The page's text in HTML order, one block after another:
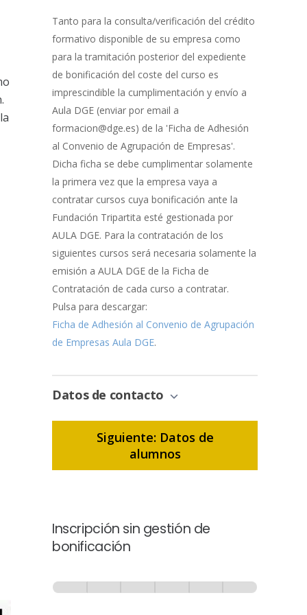
de
Bonificación
Tanto para la consulta/verificación del crédito
formativo disponible de su empresa como
para la tramitación posterior del expediente
de bonificación del coste del curso es
imprescindible la cumplimentación y envío a
Aula DGE (enviar por email a
formacion@dge.es) de la 'Ficha de Adhesión
al Convenio de Agrupación de Empresas'.
Dicha ficha se debe cumplimentar solamente
la primera vez que la empresa vaya a
contratar cursos cuya bonificación ante la
Fundación Tripartita esté gestionada por
AULA DGE. Para la contratación de los
siguientes cursos será necesaria solamente la
emisión a AULA DGE de la Ficha de
Contratación de cada curso a contratar.
Pulsa para descargar:
Ficha de Adhesión al Convenio de Agrupación
de Empresas Aula DGE.
Datos de contacto
Siguiente: Datos de
alumnos
Inscripción sin gestión de
bonificación
-